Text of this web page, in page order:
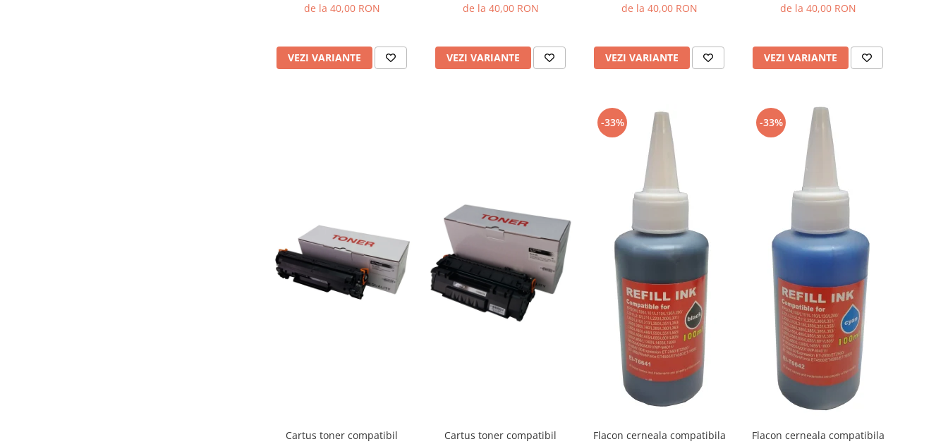
de la 40,00 RON
VEZI VARIANTE
de la 40,00 RON
VEZI VARIANTE
de la 40,00 RON
VEZI VARIANTE
de la 40,00 RON
VEZI VARIANTE
Cartus toner compatibil
Cartus toner compatibil
-33%
Flacon cerneala compatibila
-33%
Flacon cerneala compatibila